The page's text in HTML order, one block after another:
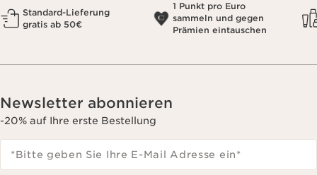
Standard-Lieferung
gratis ab 50€
1 Punkt pro Euro
sammeln und gegen
Prämien eintauschen
Newsletter abonnieren
-20% auf Ihre erste Bestellung
*Bitte geben Sie Ihre E-Mail Adresse ein*